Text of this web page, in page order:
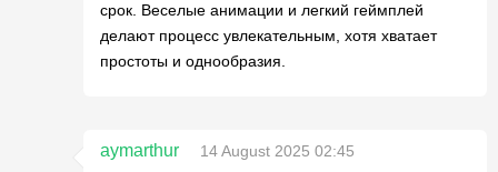
срок. Веселые анимации и легкий геймплей
делают процесс увлекательным, хотя хватает
простоты и однообразия.
aymarthur
14 August 2025 02:45